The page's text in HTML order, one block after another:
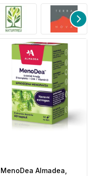
MenoDea Almadea,